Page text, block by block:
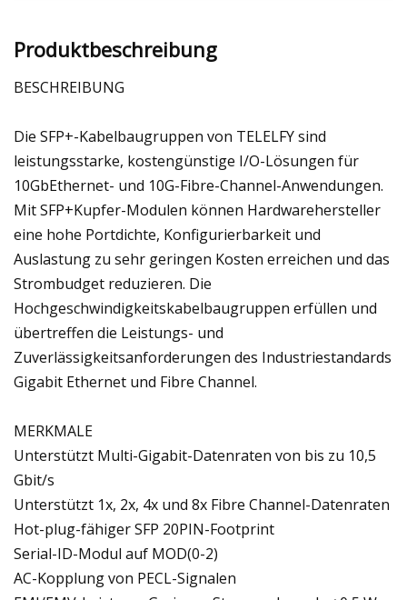
Produktbeschreibung
BESCHREIBUNG
Die SFP+-Kabelbaugruppen von TELELFY sind
leistungsstarke, kostengünstige I/O-Lösungen für
10GbEthernet- und 10G-Fibre-Channel-Anwendungen.
Mit SFP+Kupfer-Modulen können Hardwarehersteller
eine hohe Portdichte, Konfigurierbarkeit und
Auslastung zu sehr geringen Kosten erreichen und das
Strombudget reduzieren. Die
Hochgeschwindigkeitskabelbaugruppen erfüllen und
übertreffen die Leistungs- und
Zuverlässigkeitsanforderungen des Industriestandards
Gigabit Ethernet und Fibre Channel.
MERKMALE
Unterstützt Multi-Gigabit-Datenraten von bis zu 10,5
Gbit/s
Unterstützt 1x, 2x, 4x und 8x Fibre Channel-Datenraten
Hot-plug-fähiger SFP 20PIN-Footprint
Serial-ID-Modul auf MOD(0-2)
AC-Kopplung von PECL-Signalen